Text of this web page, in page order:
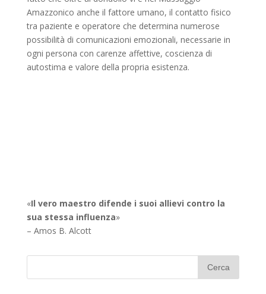
Amazzonico anche il fattore umano, il contatto fisico
tra paziente e operatore che determina numerose
possibilità di comunicazioni emozionali, necessarie in
ogni persona con carenze affettive, coscienza di
autostima e valore della propria esistenza.
«Il vero maestro difende i suoi allievi contro la
sua stessa influenza»
– Amos B. Alcott